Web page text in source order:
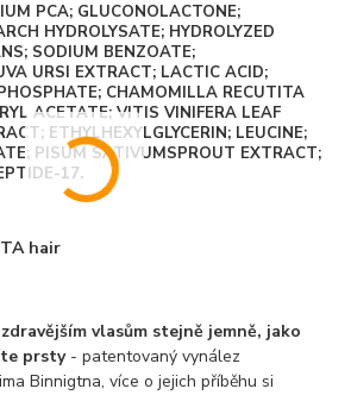
PCA; GLUCONOLACTONE;
HYDROLYSATE; HYDROLYZED
SODIUM BENZOATE;
URSI EXTRACT; LACTIC ACID;
CHAMOMILLA RECUTITA
ACETATE; VITIS VINIFERA LEAF
ETHYLHEXYLGLYCERIN; LEUCINE;
PISUM SATIVUMSPROUT EXTRACT;
17.
hair
vlasům stejně jemně, jako
prsty- patentovaný vynález
Binnigtna, více o jejich příběhu si